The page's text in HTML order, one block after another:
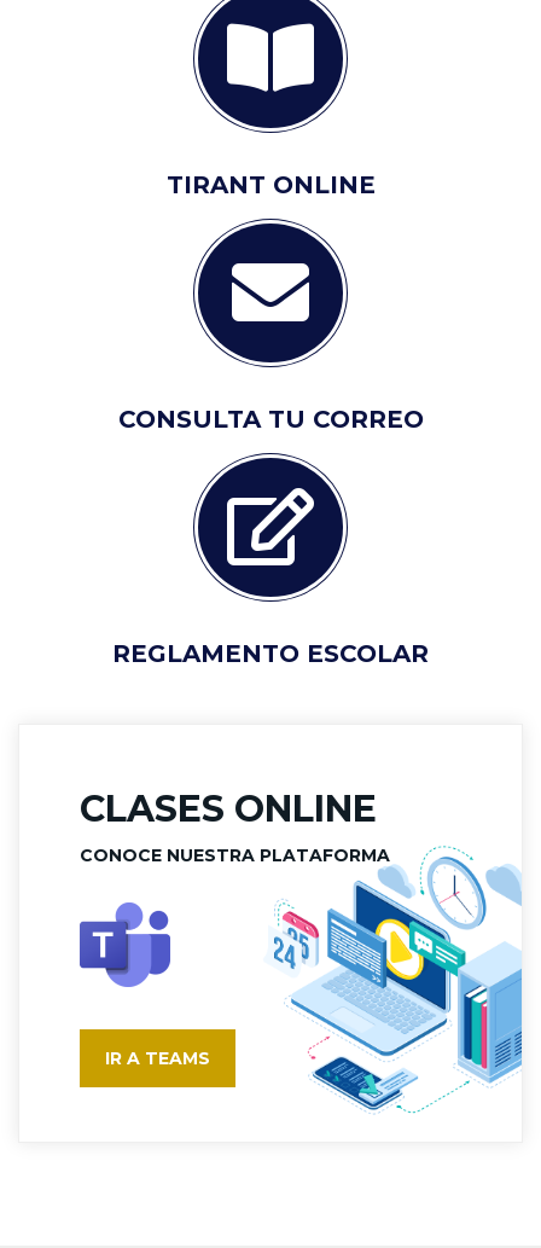
TIRANT ONLINE
CONSULTA TU CORREO
REGLAMENTO ESCOLAR
CLASES ONLINE
CONOCE NUESTRA PLATAFORMA
IR A TEAMS